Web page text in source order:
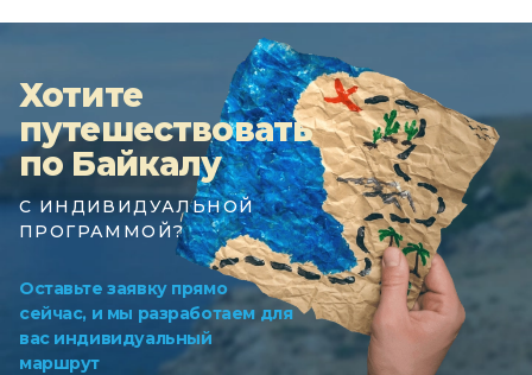
Хотите
путешествовать
по Байкалу
С ИНДИВИДУАЛЬНОЙ
ПРОГРАММОЙ?
Оставьте заявку прямо
сейчас, и мы разработаем для
вас индивидуальный
маршрут